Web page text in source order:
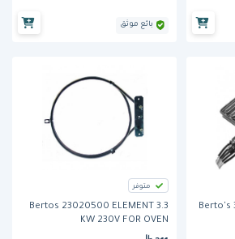
بائع موثق
Berto's
متوفر
Bertos 23020500 ELEMENT 3.3
KW 230V FOR OVEN